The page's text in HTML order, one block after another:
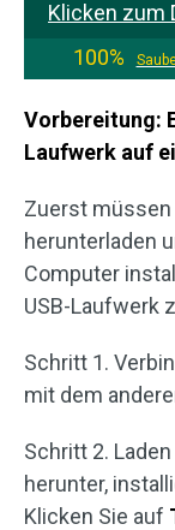
Klicken zum
100%
Vorbereitung:
Laufwerk auf
Zuerst müssen
herunterladen
Computer
USB-Laufwerk
Schritt 1.
mit dem
Schritt 2. Laden
herunter,
Klicken Sie auf